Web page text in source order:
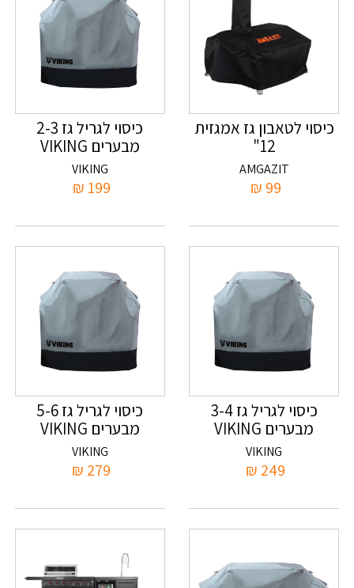
כיסוי לטאבון גז אמגזית
12"
AMGAZIT
99
₪
כיסוי לגריל גז 2-3
מבערים VIKING
VIKING
199
₪
כיסוי לגריל גז 3-4
מבערים VIKING
VIKING
249
₪
כיסוי לגריל גז 5-6
מבערים VIKING
VIKING
279
₪